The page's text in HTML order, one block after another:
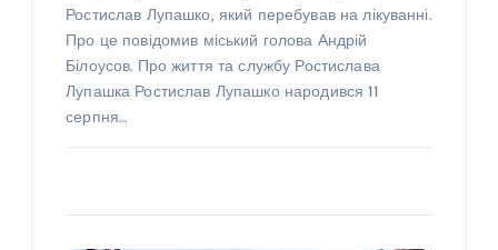
Ростислав Лупашко, який перебував на лікуванні.
Про це повідомив міський голова Андрій
Білоусов. Про життя та службу Ростислава
Лупашка Ростислав Лупашко народився 11
серпня…